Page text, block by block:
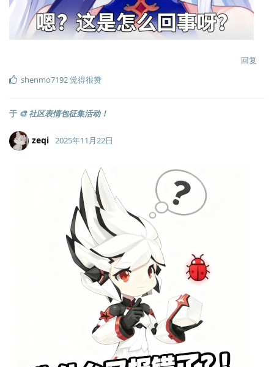
回复
shenmo7192觉得很赞
于 🎨 社区表情包征集活动！
zeqi
1
2025年11月22日